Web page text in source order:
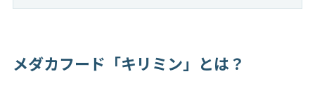
メダカフード「キリミン」とは？